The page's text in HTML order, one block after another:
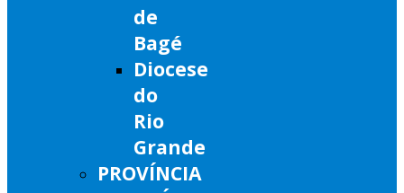
de
Bagé
Diocese
do
Rio
Grande
PROVÍNCIA